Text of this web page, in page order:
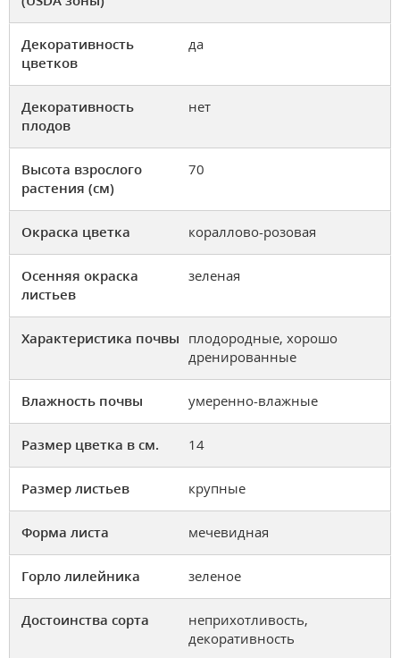
Декоративность
цветков
да
Декоративность
плодов
нет
Высота взрослого
растения (см)
70
Окраска цветка кораллово-розовая
Осенняя окраска
листьев
зеленая
Характеристика почвы плодородные, хорошо
дренированные
Влажность почвы умеренно-влажные
Размер цветка в см. 14
Размер листьев крупные
Форма листа мечевидная
Горло лилейника зеленое
Достоинства сорта
неприхотливость,
декоративность